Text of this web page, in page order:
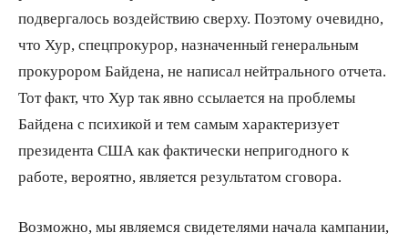
подвергалось воздействию сверху. Поэтому очевидно,
что Хур, спецпрокурор, назначенный генеральным
прокурором Байдена, не написал нейтрального отчета.
Тот факт, что Хур так явно ссылается на проблемы
Байдена с психикой и тем самым характеризует
президента США как фактически непригодного к
работе, вероятно, является результатом сговора.
Возможно, мы являемся свидетелями начала кампании,